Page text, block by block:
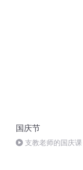
国庆节
支教老师的国庆课